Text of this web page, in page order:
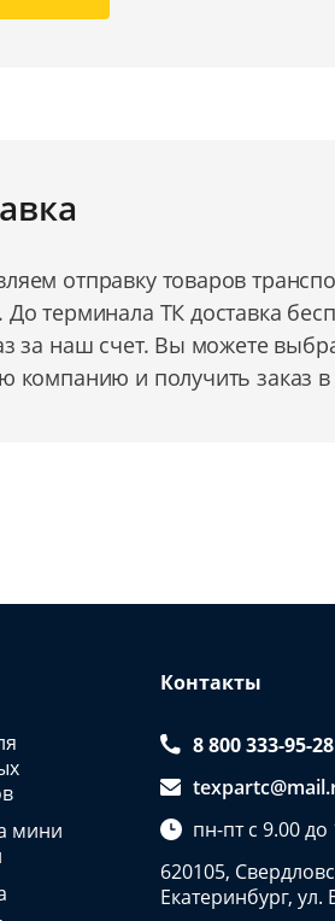
отправку товаров
терминала ТК доставка
за наш счет. Вы можете
компанию и получить заказ
мини
Контакты
8 800 333-95-28
пн-пт с 9.00 до
620105,
Екатеринбург,